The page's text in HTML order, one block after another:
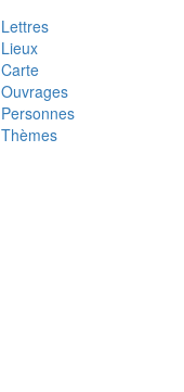
Lettres
Lieux
Carte
Ouvrages
Personnes
Thèmes